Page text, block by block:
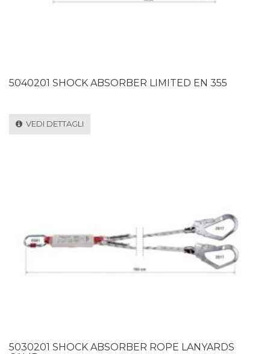
5040201 SHOCK ABSORBER LIMITED EN 355
VEDI DETTAGLI
5030201 SHOCK ABSORBER ROPE LANYARDS